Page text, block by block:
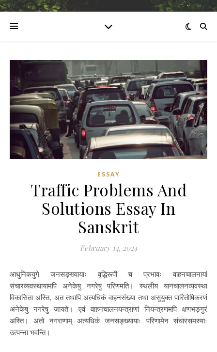
ESSAY
Traffic Problems And
Solutions Essay In
Sanskrit
February 14, 2024
आधुनिकयुगे जनसङ्ख्यायाः वृद्धिरूपी च प्रभावः वाहनचालनायां
संचारव्यवस्थायामपि अनेकेषु नगरेषु परिणमति। स्थलीय यानचालनव्यवस्था
विकासिता अस्ति, अत तथापि अत्यधिकं वाहनसंख्या तथा असुयुक्त पारितोषिकरणं
अनेकेषु नगरेषु जायते। एवं वाहनचालनयन्त्राणां नियन्त्रणमपि क्षणभङ्गुरं
अस्ति। अतो नगराणाम् अत्यधिकं जनसङ्ख्यायाः परिणामेन संचारसमस्याः
उत्पन्ना भवन्ति।